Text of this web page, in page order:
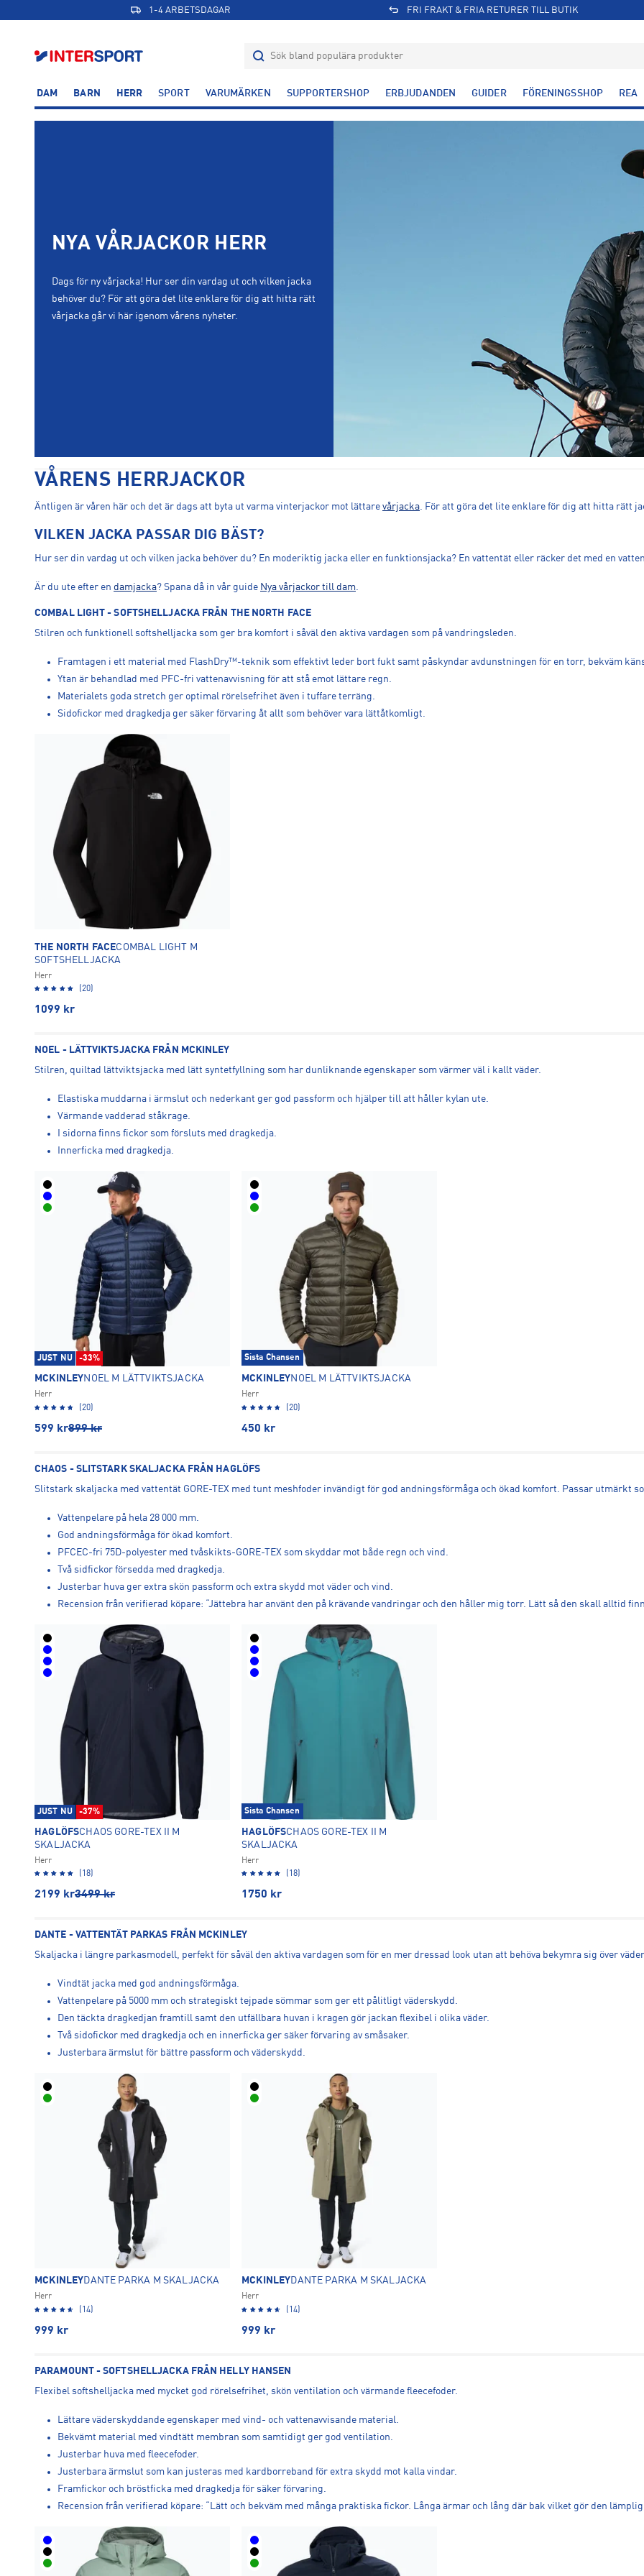
1-4 ARBETSDAGAR FRI FRAKT & FRIA RETURER TILL BUTIK
DAM BARN HERR SPORT VARUMÄRKEN SUPPORTERSHOP ERBJUDANDEN GUIDER FÖRENINGSSHOP REA
NYA VÅRJACKOR HERR
Dags för ny vårjacka! Hur ser din vardag ut och vilken jacka
behöver du? För att göra det lite enklare för dig att hitta rätt
vårjacka går vi här igenom vårens nyheter.
VÅRENS HERRJACKOR
Äntligen är våren här och det är dags att byta ut varma vinterjackor mot lättare vårjacka. För att göra det lite enklare för dig att hitta rätt
VILKEN JACKA PASSAR DIG BÄST?
Hur ser din vardag ut och vilken jacka behöver du? En moderiktig jacka eller en funktionsjacka? En vattentät eller räcker det med en
Är du ute efter en damjacka? Spana då in vår guide Nya vårjackor till dam.
COMBAL LIGHT - SOFTSHELLJACKA FRÅN THE NORTH FACE
Stilren och funktionell softshelljacka som ger bra komfort i såväl den aktiva vardagen som på vandringsleden.
Framtagen i ett material med FlashDry™-teknik som effektivt leder bort fukt samt påskyndar avdunstningen för en torr, bekväm
Ytan är behandlad med PFC-fri vattenavvisning för att stå emot lättare regn.
Materialets goda stretch ger optimal rörelsefrihet även i tuffare terräng.
Sidofickor med dragkedja ger säker förvaring åt allt som behöver vara lättåtkomligt.
THE NORTH FACECOMBAL LIGHT M
SOFTSHELLJACKA
Herr
(20)
1099 kr
NOEL - LÄTTVIKTSJACKA FRÅN MCKINLEY
Stilren, quiltad lättviktsjacka med lätt syntetfyllning som har dunliknande egenskaper som värmer väl i kallt väder.
Elastiska muddarna i ärmslut och nederkant ger god passform och hjälper till att håller kylan ute.
Värmande vadderad ståkrage.
I sidorna finns fickor som försluts med dragkedja.
Innerficka med dragkedja.
JUST NU -33%
MCKINLEYNOEL M LÄTTVIKTSJACKA
Herr
(20)
599 kr899 kr
Sista Chansen
MCKINLEYNOEL M LÄTTVIKTSJACKA
Herr
(20)
450 kr
CHAOS - SLITSTARK SKALJACKA FRÅN HAGLÖFS
Slitstark skaljacka med vattentät GORE-TEX med tunt meshfoder invändigt för god andningsförmåga och ökad komfort. Passar utmärkt
Vattenpelare på hela 28 000 mm.
God andningsförmåga för ökad komfort.
PFCEC-fri 75D-polyester med tvåskikts-GORE-TEX som skyddar mot både regn och vind.
Två sidfickor försedda med dragkedja.
Justerbar huva ger extra skön passform och extra skydd mot väder och vind.
Recension från verifierad köpare: “Jättebra har använt den på krävande vandringar och den håller mig torr. Lätt så den skall alltid
JUST NU -37%
HAGLÖFSCHAOS GORE-TEX II M
SKALJACKA
Herr
(18)
2199 kr3499 kr
Sista Chansen
HAGLÖFSCHAOS GORE-TEX II M
SKALJACKA
Herr
(18)
1750 kr
DANTE - VATTENTÄT PARKAS FRÅN MCKINLEY
Skaljacka i längre parkasmodell, perfekt för såväl den aktiva vardagen som för en mer dressad look utan att behöva bekymra sig över
Vindtät jacka med god andningsförmåga.
Vattenpelare på 5000 mm och strategiskt tejpade sömmar som ger ett pålitligt väderskydd.
Den täckta dragkedjan framtill samt den utfällbara huvan i kragen gör jackan flexibel i olika väder.
Två sidofickor med dragkedja och en innerficka ger säker förvaring av småsaker.
Justerbara ärmslut för bättre passform och väderskydd.
MCKINLEYDANTE PARKA M SKALJACKA
Herr
(14)
999 kr
MCKINLEYDANTE PARKA M SKALJACKA
Herr
(14)
999 kr
PARAMOUNT - SOFTSHELLJACKA FRÅN HELLY HANSEN
Flexibel softshelljacka med mycket god rörelsefrihet, skön ventilation och värmande fleecefoder.
Lättare väderskyddande egenskaper med vind- och vattenavvisande material.
Bekvämt material med vindtätt membran som samtidigt ger god ventilation.
Justerbar huva med fleecefoder.
Justerbara ärmslut som kan justeras med kardborreband för extra skydd mot kalla vindar.
Framfickor och bröstficka med dragkedja för säker förvaring.
Recension från verifierad köpare: “Lätt och bekväm med många praktiska fickor. Långa ärmar och lång där bak vilket gör den